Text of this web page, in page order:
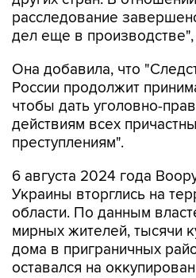
расследование
дел еще в
Она добавила, что
России продолжит
чтобы дать уголовно-
действиям всех
преступлениям".
6 августа 2024 года
Украины вторглись на
области. По данным
мирных жителей, тысячи
дома в приграничных
оставался на